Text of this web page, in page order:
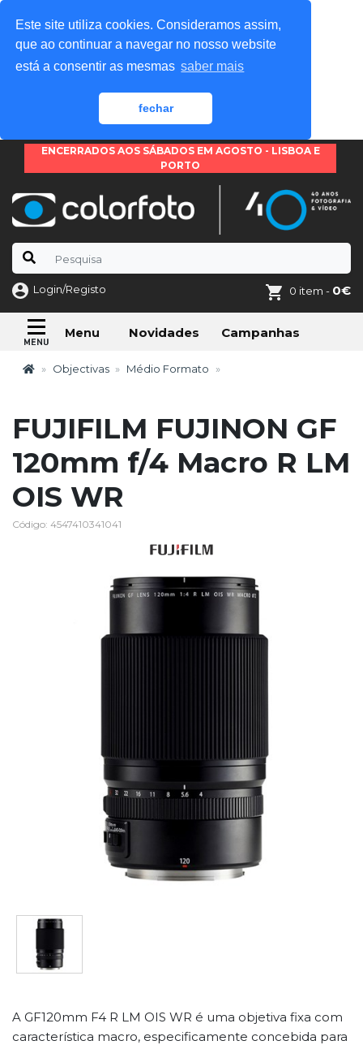
Este site utiliza cookies. Consideramos assim,
que ao continuar a navegar no nosso website
está a consentir as mesmas saber mais
fechar
ENCERRADOS AOS SÁBADOS EM AGOSTO - LISBOA E
PORTO
Login/Registo 0 item - 0€
Menu Novidades Campanhas
Objectivas Médio Formato
FUJIFILM FUJINON GF
120mm f/4 Macro R LM
OIS WR
Código: 4547410341041
A GF120mm F4 R LM OIS WR é uma objetiva fixa com
característica macro, especificamente concebida para